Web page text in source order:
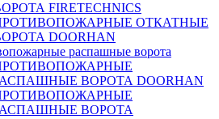
FIRETECHNICS
ОТКАТНЫЕ
DOORHAN
распашные ворота
ВОРОТА DOORHAN
ВОРОТА